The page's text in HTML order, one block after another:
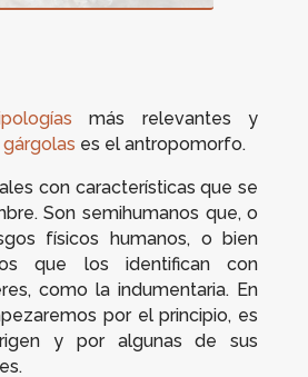
más relevantes y
gárgolas es el antropomorfo.
con características que se
Son semihumanos que, o
físicos humanos, o bien
que los identifican con
como la indumentaria. En
por el principio, es
y por algunas de sus